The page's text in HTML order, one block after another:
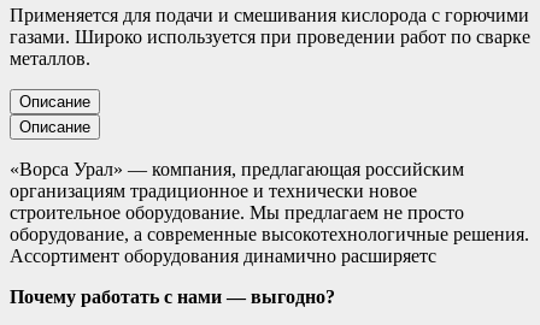
Применяется для подачи и смешивания кислорода с горючими
газами. Широко используется при проведении работ по сварке
металлов.
Описание
Описание
«Ворса Урал» — компания, предлагающая российским
организациям традиционное и технически новое
строительное оборудование. Мы предлагаем не просто
оборудование, а современные высокотехнологичные решения.
Ассортимент оборудования динамично расширяетс
Почему работать с нами — выгодно?